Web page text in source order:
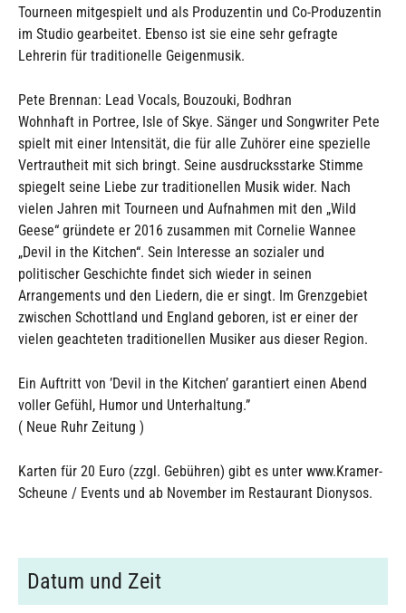
Tourneen mitgespielt und als Produzentin und Co-Produzentin
im Studio gearbeitet. Ebenso ist sie eine sehr gefragte
Lehrerin für traditionelle Geigenmusik.
Pete Brennan: Lead Vocals, Bouzouki, Bodhran
Wohnhaft in Portree, Isle of Skye. Sänger und Songwriter Pete
spielt mit einer Intensität, die für alle Zuhörer eine spezielle
Vertrautheit mit sich bringt. Seine ausdrucksstarke Stimme
spiegelt seine Liebe zur traditionellen Musik wider. Nach
vielen Jahren mit Tourneen und Aufnahmen mit den „Wild
Geese“ gründete er 2016 zusammen mit Cornelie Wannee
„Devil in the Kitchen“. Sein Interesse an sozialer und
politischer Geschichte findet sich wieder in seinen
Arrangements und den Liedern, die er singt. Im Grenzgebiet
zwischen Schottland und England geboren, ist er einer der
vielen geachteten traditionellen Musiker aus dieser Region.
Ein Auftritt von ’Devil in the Kitchen’ garantiert einen Abend
voller Gefühl, Humor und Unterhaltung.”
( Neue Ruhr Zeitung )
Karten für 20 Euro (zzgl. Gebühren) gibt es unter www.Kramer-
Scheune / Events und ab November im Restaurant Dionysos.
Datum und Zeit